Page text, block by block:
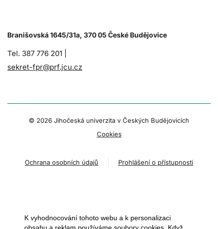
Branišovská 1645/31a, 370 05 České Budějovice
Tel. 387 776 201 |
sekret-fpr@prf.jcu.cz
© 2026 Jihočeská univerzita v Českých Budějovicích
Cookies
Ochrana osobních údajů Prohlášení o přístupnosti
K vyhodnocování tohoto webu a k personalizaci